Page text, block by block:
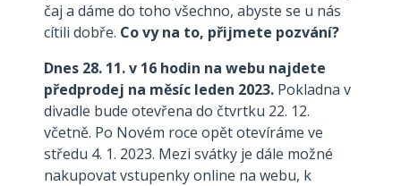
čaj a dáme do toho všechno, abyste se u nás
cítili dobře. Co vy na to, přijmete pozvání?
Dnes 28. 11. v 16 hodin na webu najdete
předprodej na měsíc leden 2023. Pokladna v
divadle bude otevřena do čtvrtku 22. 12.
včetně. Po Novém roce opět otevíráme ve
středu 4. 1. 2023. Mezi svátky je dále možné
nakupovat vstupenky online na webu, k